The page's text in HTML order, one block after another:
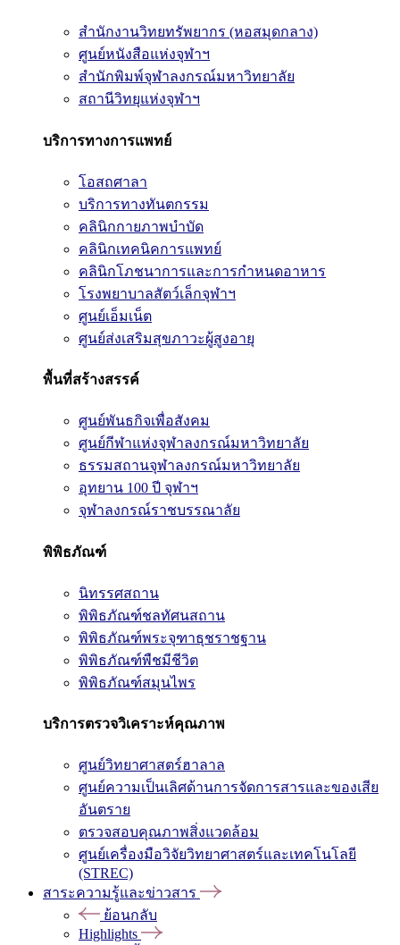
สำนักงานวิทยทรัพยากร (หอสมุดกลาง)
ศูนย์หนังสือแห่งจุฬาฯ
สำนักพิมพ์จุฬาลงกรณ์มหาวิทยาลัย
สถานีวิทยุแห่งจุฬาฯ
บริการทางการแพทย์
โอสถศาลา
บริการทางทันตกรรม
คลินิกกายภาพบำบัด
คลินิกเทคนิคการแพทย์
คลินิกโภชนาการและการกำหนดอาหาร
โรงพยาบาลสัตว์เล็กจุฬาฯ
ศูนย์เอ็มเน็ต
ศูนย์ส่งเสริมสุขภาวะผู้สูงอายุ
พื้นที่สร้างสรรค์
ศูนย์พันธกิจเพื่อสังคม
ศูนย์กีฬาแห่งจุฬาลงกรณ์มหาวิทยาลัย
ธรรมสถานจุฬาลงกรณ์มหาวิทยาลัย
อุทยาน 100 ปี จุฬาฯ
จุฬาลงกรณ์ราชบรรณาลัย
พิพิธภัณฑ์
นิทรรศสถาน
พิพิธภัณฑ์ชลทัศนสถาน
พิพิธภัณฑ์พระจุฑาธุชราชฐาน
พิพิธภัณฑ์พืชมีชีวิต
พิพิธภัณฑ์สมุนไพร
บริการตรวจวิเคราะห์คุณภาพ
ศูนย์วิทยาศาสตร์ฮาลาล
ศูนย์ความเป็นเลิศด้านการจัดการสารและของเสีย
อันตราย
ตรวจสอบคุณภาพสิ่งแวดล้อม
ศูนย์เครื่องมือวิจัยวิทยาศาสตร์และเทคโนโลยี
(STREC)
สาระความรู้และข่าวสาร
ย้อนกลับ
Highlights